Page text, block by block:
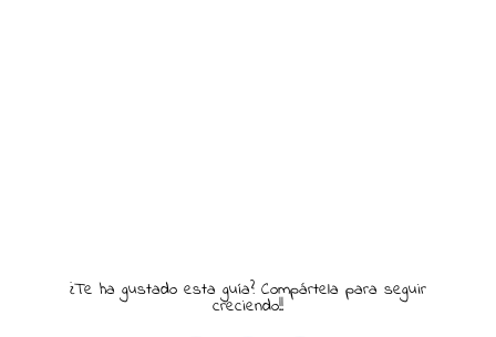
¿Te ha gustado esta guía? Compártela para seguir
creciendo!!